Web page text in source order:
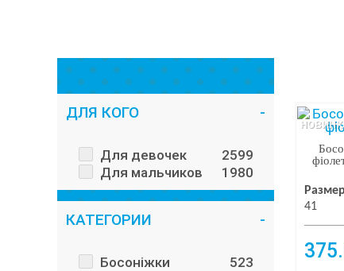
ДЛЯ КОГО
Для девочек
2599
Для мальчиков
1980
КАТЕГОРИИ
Босоніжки
523
41